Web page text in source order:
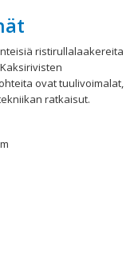
ristirullalaakereita
ovat tuulivoimalat,
ratkaisut.